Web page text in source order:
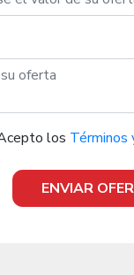
los Términos
ENVIAR